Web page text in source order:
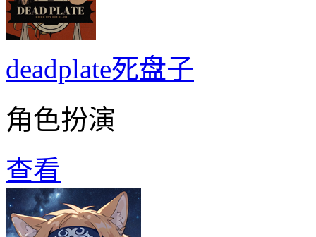
deadplate死盘子
角色扮演
查看